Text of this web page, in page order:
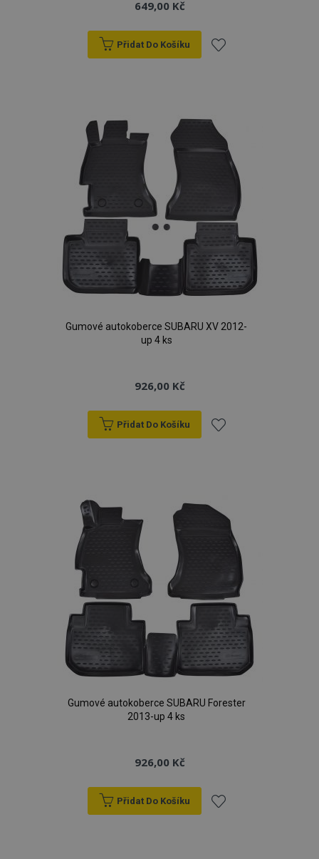
649,00 Kč
Přidat Do Košíku
oblíbeným
Gumové autokoberce SUBARU XV 2012-
up 4 ks
926,00 Kč
Přidat Do Košíku
oblíbeným
Gumové autokoberce SUBARU Forester
2013-up 4 ks
926,00 Kč
Přidat Do Košíku